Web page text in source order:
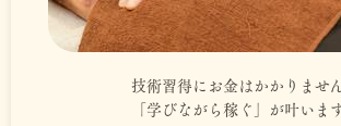
技術習得にお金はかかりません
「学びながら稼ぐ」が叶いま